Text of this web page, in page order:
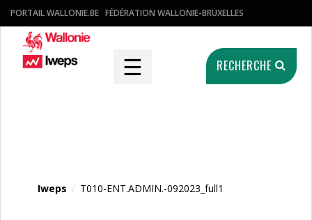
PORTAIL WALLONIE.BE FÉDÉRATION WALLONIE-BRUXELLES
☰ RECHERCHE
Iweps / T010-ENT.ADMIN.-092023_full1